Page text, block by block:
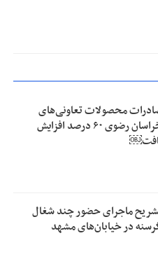
محصولات تعاونی‌های
خراسان رضوی ۶۰ درصد افزایش
ماجرای حضور چند شغال
در خیابان‌های مشهد